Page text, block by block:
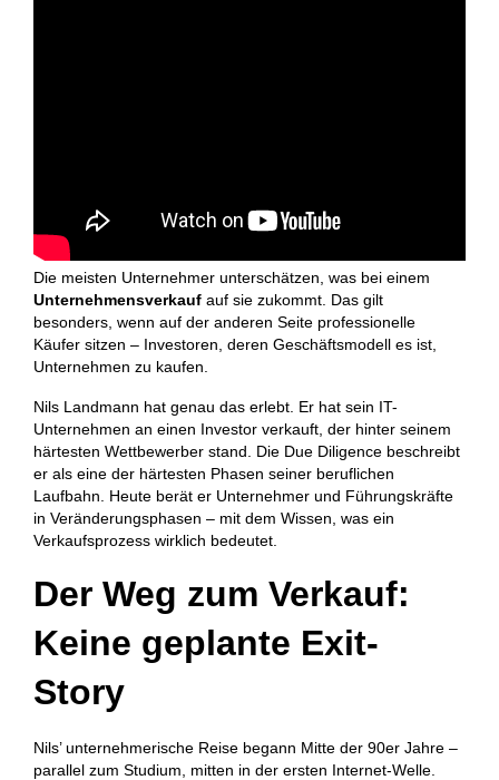
Die meisten Unternehmer unterschätzen, was bei einem
Unternehmensverkauf auf sie zukommt. Das gilt
besonders, wenn auf der anderen Seite professionelle
Käufer sitzen – Investoren, deren Geschäftsmodell es ist,
Unternehmen zu kaufen.
Nils Landmann hat genau das erlebt. Er hat sein IT-
Unternehmen an einen Investor verkauft, der hinter seinem
härtesten Wettbewerber stand. Die Due Diligence beschreibt
er als eine der härtesten Phasen seiner beruflichen
Laufbahn. Heute berät er Unternehmer und Führungskräfte
in Veränderungsphasen – mit dem Wissen, was ein
Verkaufsprozess wirklich bedeutet.
Der Weg zum Verkauf:
Keine geplante Exit-
Story
Nils’ unternehmerische Reise begann Mitte der 90er Jahre –
parallel zum Studium, mitten in der ersten Internet-Welle.